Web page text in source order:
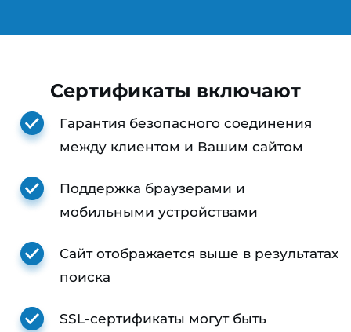
Сертификаты включают
Гарантия безопасного соединения
между клиентом и Вашим сайтом
Поддержка браузерами и
мобильными устройствами
Сайт отображается выше в результатах
поиска
SSL-сертификаты могут быть